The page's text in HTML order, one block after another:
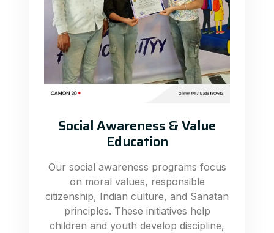
Social Awareness & Value
Education
Our social awareness programs focus
on moral values, responsible
citizenship, Indian culture, and Sanatan
principles. These initiatives help
children and youth develop discipline,